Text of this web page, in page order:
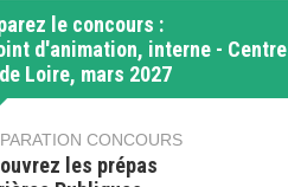
le concours :
d'animation, interne - Centre
Loire, mars 2027
CONCOURS
les prépas